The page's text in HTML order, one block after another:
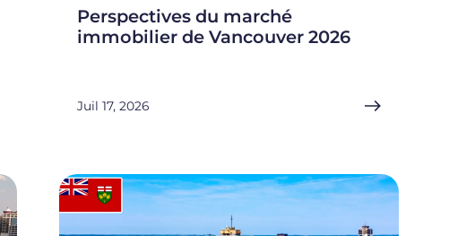
Perspectives du marché
immobilier de Vancouver 2026
Juil 17, 2026